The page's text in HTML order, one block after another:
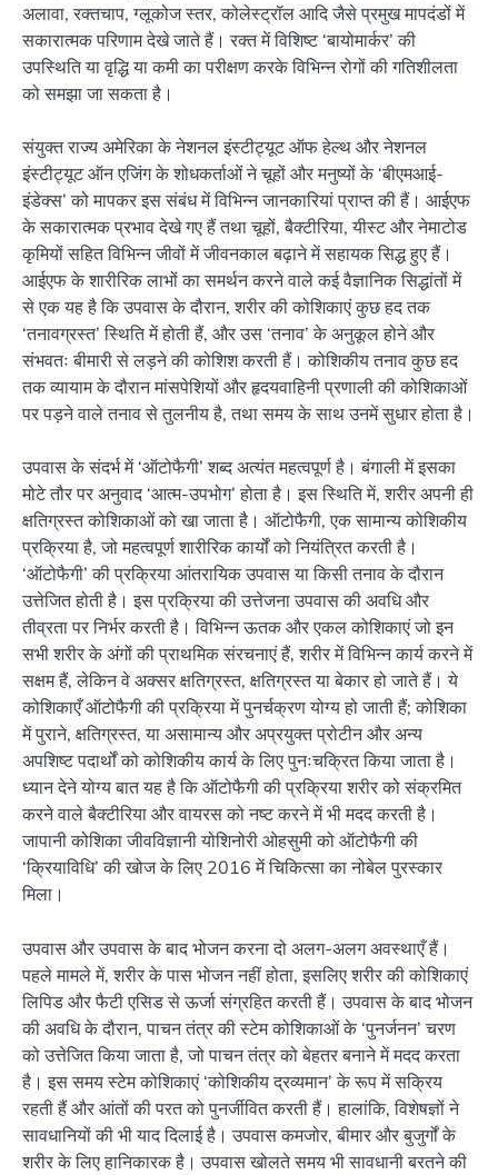
अलावा, रक्तचाप, ग्लूकोज स्तर, कोलेस्ट्रॉल आदि जैसे प्रमुख मापदंडों में
सकारात्मक परिणाम देखे जाते हैं। रक्त में विशिष्ट ‘बायोमार्कर’ की
उपस्थिति या वृद्धि या कमी का परीक्षण करके विभिन्न रोगों की गतिशीलता
को समझा जा सकता है।
संयुक्त राज्य अमेरिका के नेशनल इंस्टीट्यूट ऑफ हेल्थ और नेशनल
इंस्टीट्यूट ऑन एजिंग के शोधकर्ताओं ने चूहों और मनुष्यों के ‘बीएमआई-
इंडेक्स’ को मापकर इस संबंध में विभिन्न जानकारियां प्राप्त की हैं। आईएफ
के सकारात्मक प्रभाव देखे गए हैं तथा चूहों, बैक्टीरिया, यीस्ट और नेमाटोड
कृमियों सहित विभिन्न जीवों में जीवनकाल बढ़ाने में सहायक सिद्ध हुए हैं।
आईएफ के शारीरिक लाभों का समर्थन करने वाले कई वैज्ञानिक सिद्धांतों में
से एक यह है कि उपवास के दौरान, शरीर की कोशिकाएं कुछ हद तक
‘तनावग्रस्त’ स्थिति में होती हैं, और उस ‘तनाव’ के अनुकूल होने और
संभवतः बीमारी से लड़ने की कोशिश करती हैं। कोशिकीय तनाव कुछ हद
तक व्यायाम के दौरान मांसपेशियों और हृदयवाहिनी प्रणाली की कोशिकाओं
पर पड़ने वाले तनाव से तुलनीय है, तथा समय के साथ उनमें सुधार होता है।
उपवास के संदर्भ में ‘ऑटोफैगी’ शब्द अत्यंत महत्वपूर्ण है। बंगाली में इसका
मोटे तौर पर अनुवाद ‘आत्म-उपभोग’ होता है। इस स्थिति में, शरीर अपनी ही
क्षतिग्रस्त कोशिकाओं को खा जाता है। ऑटोफैगी, एक सामान्य कोशिकीय
प्रक्रिया है, जो महत्वपूर्ण शारीरिक कार्यों को नियंत्रित करती है।
‘ऑटोफैगी’ की प्रक्रिया आंतरायिक उपवास या किसी तनाव के दौरान
उत्तेजित होती है। इस प्रक्रिया की उत्तेजना उपवास की अवधि और
तीव्रता पर निर्भर करती है। विभिन्न ऊतक और एकल कोशिकाएं जो इन
सभी शरीर के अंगों की प्राथमिक संरचनाएं हैं, शरीर में विभिन्न कार्य करने में
सक्षम हैं, लेकिन वे अक्सर क्षतिग्रस्त, क्षतिग्रस्त या बेकार हो जाते हैं। ये
कोशिकाएँ ऑटोफैगी की प्रक्रिया में पुनर्चक्रण योग्य हो जाती हैं; कोशिका
में पुराने, क्षतिग्रस्त, या असामान्य और अप्रयुक्त प्रोटीन और अन्य
अपशिष्ट पदार्थों को कोशिकीय कार्य के लिए पुनःचक्रित किया जाता है।
ध्यान देने योग्य बात यह है कि ऑटोफैगी की प्रक्रिया शरीर को संक्रमित
करने वाले बैक्टीरिया और वायरस को नष्ट करने में भी मदद करती है।
जापानी कोशिका जीवविज्ञानी योशिनोरी ओहसुमी को ऑटोफैगी की
‘क्रियाविधि’ की खोज के लिए 2016 में चिकित्सा का नोबेल पुरस्कार
मिला।
उपवास और उपवास के बाद भोजन करना दो अलग-अलग अवस्थाएँ हैं।
पहले मामले में, शरीर के पास भोजन नहीं होता, इसलिए शरीर की कोशिकाएं
लिपिड और फैटी एसिड से ऊर्जा संग्रहित करती हैं। उपवास के बाद भोजन
की अवधि के दौरान, पाचन तंत्र की स्टेम कोशिकाओं के ‘पुनर्जनन’ चरण
को उत्तेजित किया जाता है, जो पाचन तंत्र को बेहतर बनाने में मदद करता
है। इस समय स्टेम कोशिकाएं ‘कोशिकीय द्रव्यमान’ के रूप में सक्रिय
रहती हैं और आंतों की परत को पुनर्जीवित करती हैं। हालांकि, विशेषज्ञों ने
सावधानियों की भी याद दिलाई है। उपवास कमजोर, बीमार और बुजुर्गों के
शरीर के लिए हानिकारक है। उपवास खोलते समय भी सावधानी बरतने की